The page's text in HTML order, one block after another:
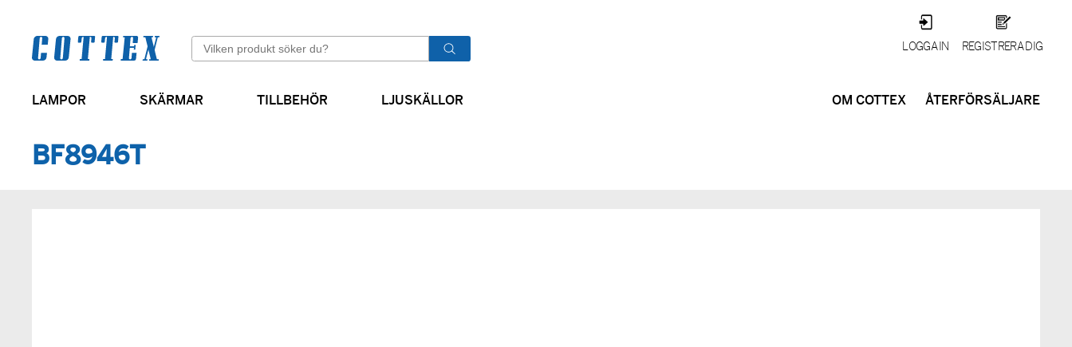
LOGGA IN REGISTRERA DIG
Sök
OK
LAMPOR SKÄRMAR TILLBEHÖR ÅTERFÖRSÄLJARE
LJUSKÄLLOR OM COTTEX
BF8946T